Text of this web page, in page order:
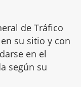
de Tráfico
su sitio y con
en el
según su